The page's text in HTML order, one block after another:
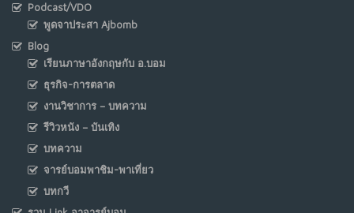
Podcast/VDO
พูดจาประสา Ajbomb
Blog
เรียนภาษาอังกฤษกับ อ.บอม
ธุรกิจ-การตลาด
งานวิชาการ – บทความ
รีวิวหนัง – บันเทิง
บทความ
จารย์บอมพาชิม-พาเที่ยว
บทกวี